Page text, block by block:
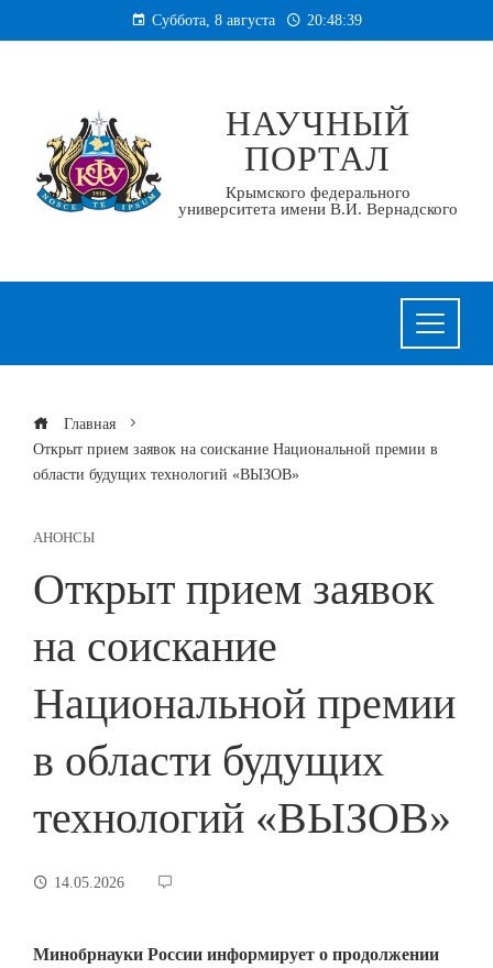
к
Суббота, 8 августа 20:48:40
НАУЧНЫЙ
ПОРТАЛ
Крымского федерального
университета имени В.И. Вернадского
Главная
Открыт прием заявок на соискание Национальной премии в
области будущих технологий «ВЫЗОВ»
АНОНСЫ
Открыт прием заявок
на соискание
Национальной премии
в области будущих
технологий «ВЫЗОВ»
14.05.2026
Минобрнауки России информирует о продолжении